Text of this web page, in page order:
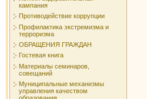
кампания
Противодействие коррупции
Профилактика экстремизма и
терроризма
ОБРАЩЕНИЯ ГРАЖДАН
Гостевая книга
Материалы семинаров,
совещаний
Муниципальные механизмы
управления качеством